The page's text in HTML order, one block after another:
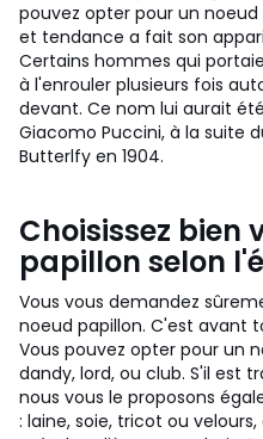
pouvez opter pour un
et tendance a fait son
Certains hommes qui
à l'enrouler plusieurs fois
devant. Ce nom lui aurait
Giacomo Puccini, à la suite
Butterlfy en 1904.
Choisissez bien
papillon selon
Vous vous demandez
noeud papillon. C'est avant
Vous pouvez opter pour un
dandy, lord, ou club. S'il est
nous vous le proposons
: laine, soie, tricot ou